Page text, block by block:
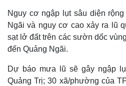
Nguy cơ ngập lụt sâu diện
Ngãi và nguy cơ cao xảy ra lũ
sạt lở đất trên các sườn dốc
đến Quảng Ngãi.
Dự báo mưa lũ sẽ gây ngập
Quảng Trị; 30 xã/phường của